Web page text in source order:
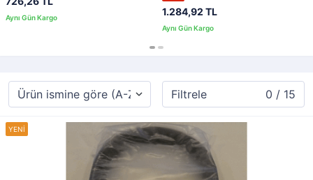
1.284,92 TL
Filtrele 0 / 15